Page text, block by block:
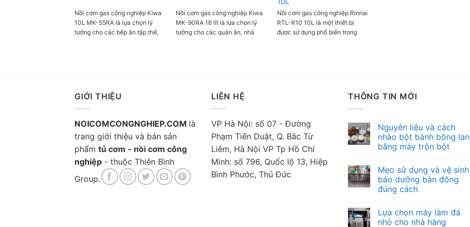
kèm: Sách hướng dẫn, Cốc
đong gạo - Hãng Sản Xuất:
SHARP ( Thương Hiệu Nhật ) -
Nồi cơm gas công nghiệp Kiwa
10L MK-55RA là lựa chọn lý
tưởng cho các bếp ăn tập thể,
Nồi cơm gas công nghiệp Kiwa
MK-90RA 16 lít là lựa chọn lý
tưởng cho các quán ăn, nhà
nhanh và tiết kiệm điện năng.
Nồi cơm gas công nghiệp Rinnai
RTL-R10 10L là một thiết bị
được sử dụng phổ biến trong
nhiên liệu mà cơm chín thơm
GIỚI THIỆU
NOICOMCONGNGHIEP.COM là
trang giới thiệu và bán sản
phẩm tủ cơm - nồi cơm công
nghiệp - thuộc Thiên Bình
Group.
LIÊN HỆ
VP Hà Nội: số 07 - Đường
Phạm Tiến Duật, Q. Bắc Từ
Liêm, Hà Nội VP Tp Hồ Chí
Minh: số 796, Quốc lộ 13, Hiệp
Bình Phước, Thủ Đức
THÔNG TIN MỚI
Nguyên liệu và cách
nhào bột bánh bông lan
bằng máy trộn bột
Mẹo sử dụng và vệ sinh
bảo dưỡng bàn đông
đúng cách
Lựa chọn máy làm đá
nhỏ cho nhà hàng